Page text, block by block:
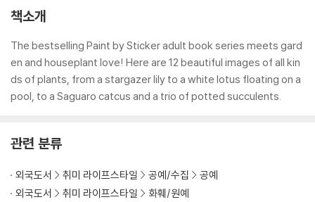
책소개
The bestselling Paint by Sticker adult book series meets gard
en and houseplant love! Here are 12 beautiful images of all kin
ds of plants, from a stargazer lily to a white lotus floating on a
pool, to a Saguaro catcus and a trio of potted succulents.
관련 분류
외국도서 취미 라이프스타일 공예/수집
공예
외국도서
취미 라이프스타일
화훼/원예